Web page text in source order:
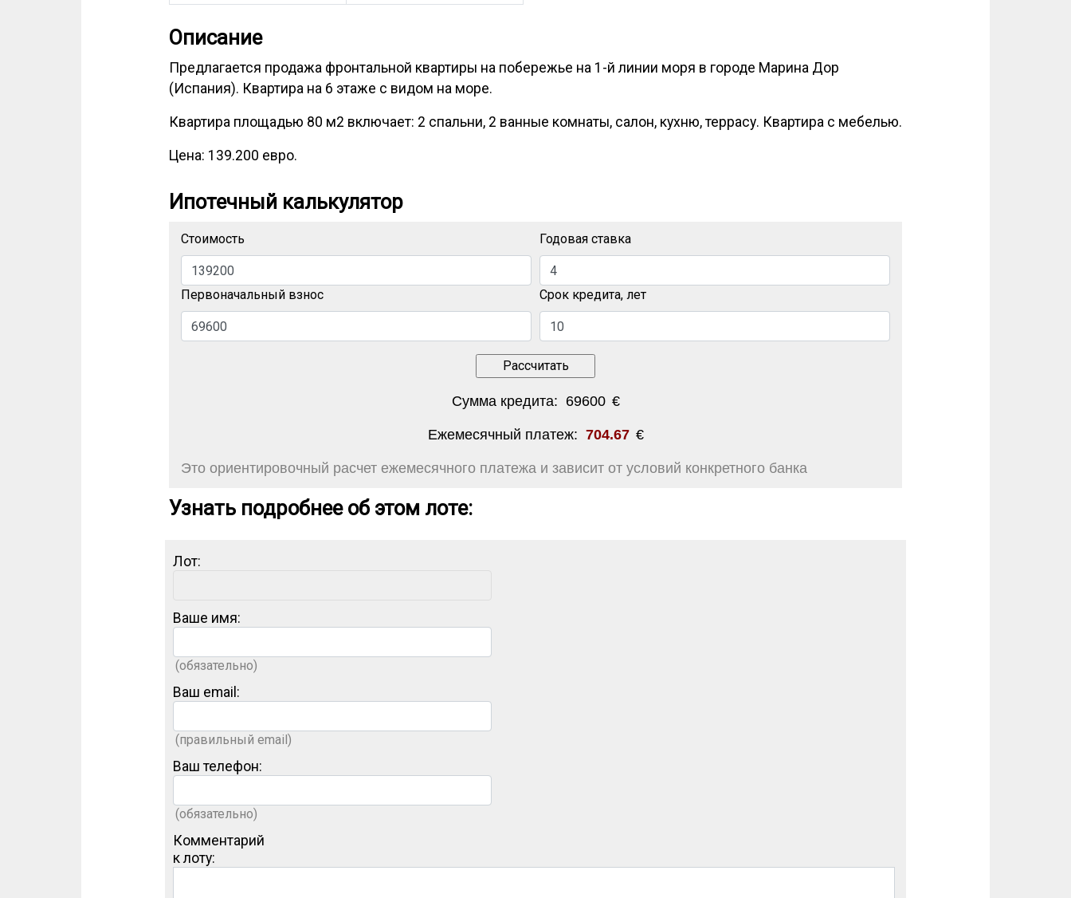
Описание
Предлагается продажа фронтальной квартиры на побережье на 1-й линии моря в городе Марина Дор
(Испания). Квартира на 6 этаже с видом на море.
Квартира площадью 80 м2 включает: 2 спальни, 2 ванные комнаты, салон, кухню, террасу. Квартира с мебелью.
Цена: 139.200 евро.
Ипотечный калькулятор
Стоимость
Первоначальный взнос
Годовая ставка
Срок кредита, лет
Сумма кредита: 69600 €
Ежемесячный платеж: 704.67 €
Это ориентировочный расчет ежемесячного платежа и зависит от условий конкретного банка
Узнать подробнее об этом лоте:
Лот:
Ваше имя:
(обязательно)
Ваш email:
(правильный email)
Ваш телефон:
(обязательно)
Комментарий
к лоту: